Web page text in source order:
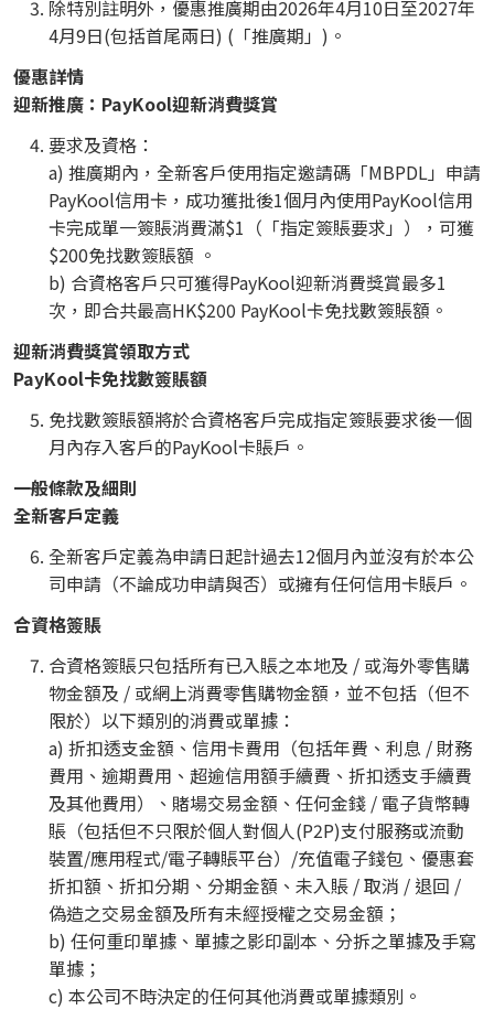
除特別註明外，優惠推廣期由2026年4月10日至2027年
4月9日(包括首尾兩日) (「推廣期」)。
優惠詳情
迎新推廣：PayKool迎新消費獎賞
要求及資格：
a) 推廣期內，全新客戶使用指定邀請碼「MBPDL」申請
PayKool信用卡，成功獲批後1個月內使用PayKool信用
卡完成單一簽賬消費滿$1（「指定簽賬要求」），可獲
$200免找數簽賬額 。
b) 合資格客戶只可獲得PayKool迎新消費獎賞最多1
次，即合共最高HK$200 PayKool卡免找數簽賬額。
迎新消費獎賞領取方式
PayKool卡免找數簽賬額
免找數簽賬額將於合資格客戶完成指定簽賬要求後一個
月內存入客戶的PayKool卡賬戶。
一般條款及細則
全新客戶定義
全新客戶定義為申請日起計過去12個月內並沒有於本公
司申請（不論成功申請與否）或擁有任何信用卡賬戶。
合資格簽賬
合資格簽賬只包括所有已入賬之本地及 / 或海外零售購
物金額及 / 或網上消費零售購物金額，並不包括（但不
限於）以下類別的消費或單據：
a) 折扣透支金額、信用卡費用（包括年費、利息 / 財務
費用、逾期費用、超逾信用額手續費、折扣透支手續費
及其他費用）、賭場交易金額、任何金錢 / 電子貨幣轉
賬（包括但不只限於個人對個人(P2P)支付服務或流動
裝置/應用程式/電子轉賬平台）/充值電子錢包、優惠套
折扣額、折扣分期、分期金額、未入賬 / 取消 / 退回 /
偽造之交易金額及所有未經授權之交易金額；
b) 任何重印單據、單據之影印副本、分拆之單據及手寫
單據；
c) 本公司不時決定的任何其他消費或單據類別。